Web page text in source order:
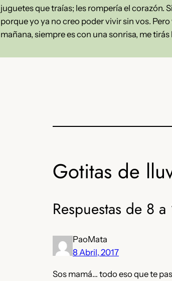
juguetes que traías; les rompería el corazón.
porque yo ya no creo poder vivir sin vos.
mañana, siempre es con una sonrisa, me
Gotitas de
Respuestas de 8
PaoMata
8 Abril, 2017
Sos mamá… todo eso que te